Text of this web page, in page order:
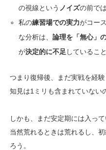
の視線という ノイズの前で
私の練習場での実力がコー
な分析は、論理を「無心」
が決定的に不足 しているこ
つまり復帰後、まだ実戦を経
知見は1ミリも含まれていない
しかも、まだ安定期には入って
当然荒れるときは荒れるし、
ろう。